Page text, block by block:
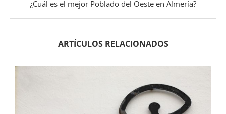
¿Cuál es el mejor Poblado del Oeste en Almería?
ARTÍCULOS RELACIONADOS